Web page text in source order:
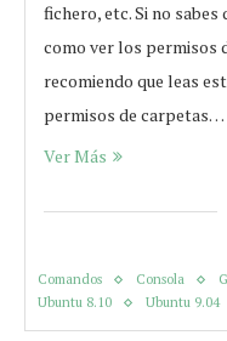
fichero, etc. Si no
como ver los permisos
recomiendo que leas
permisos de carpetas…
Ver Más
Comandos Consola
Ubuntu 8.10
Ubuntu 9.04